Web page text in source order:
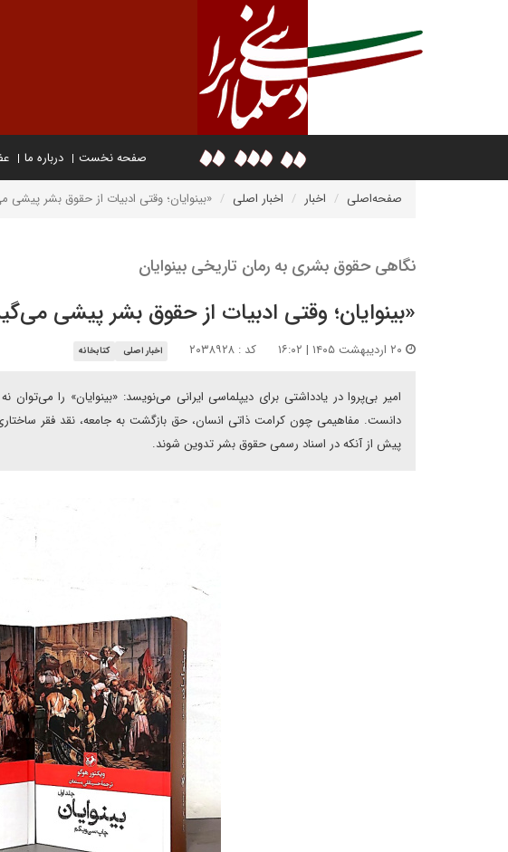
صفحه نخست درباره ما
صفحه‌اصلی اخبار اخبار اصلی «بینوایان؛ وقتی ادبیات از حقوق بشر پیشی
نگاهی حقوق بشری به رمان تاریخی بینوایان
«بینوایان؛ وقتی ادبیات از حقوق بشر پیشی
کد : ۲۰۳۸۹۲۸ اخبار اصلی کتابخانه
امیر بی‌پروا در یادداشتی برای دیپلماسی ایرانی می‌نویسد: «بینوایان» را
دانست. مفاهیمی چون کرامت ذاتی انسان، حق بازگشت به جامعه، نقد فقر
پیش از آنکه در اسناد رسمی حقوق بشر تدوین شوند.